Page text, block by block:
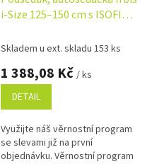
i-Size 125–150 cm s ISOFIX –
Skladem u ext. skladu 153 ks
1 388,08 Kč / ks
DETAIL
Využijte náš věrnostní program
se slevami již na první
objednávku. Věrnostní program